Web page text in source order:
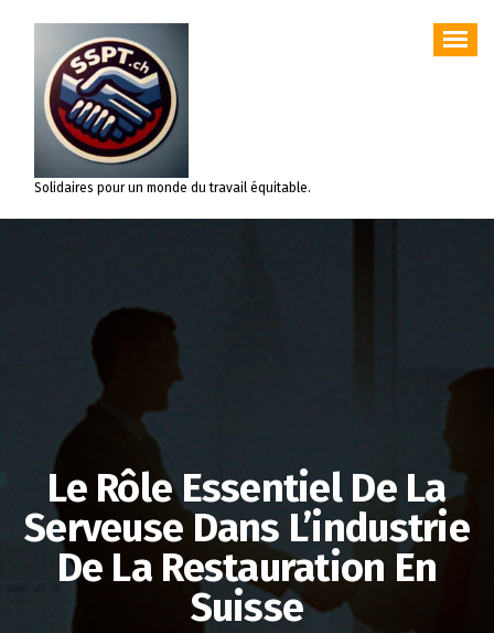
contenu
Solidaires pour un monde du travail équitable.
Le Rôle Essentiel De La
Serveuse Dans L’industrie
De La Restauration En
Suisse